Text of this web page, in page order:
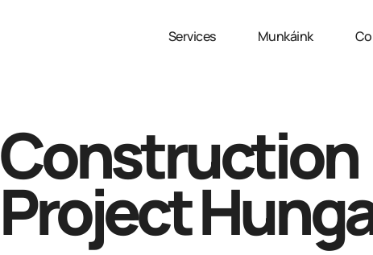
Services Munkáink
Construction
Project